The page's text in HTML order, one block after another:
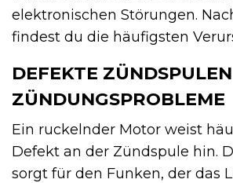
elektronischen Störungen.
findest du die häufigsten
DEFEKTE
ZÜNDUNGSPROBLEME
Ein ruckelnder Motor weist
Defekt an der Zündspule hin.
sorgt für den Funken, der das